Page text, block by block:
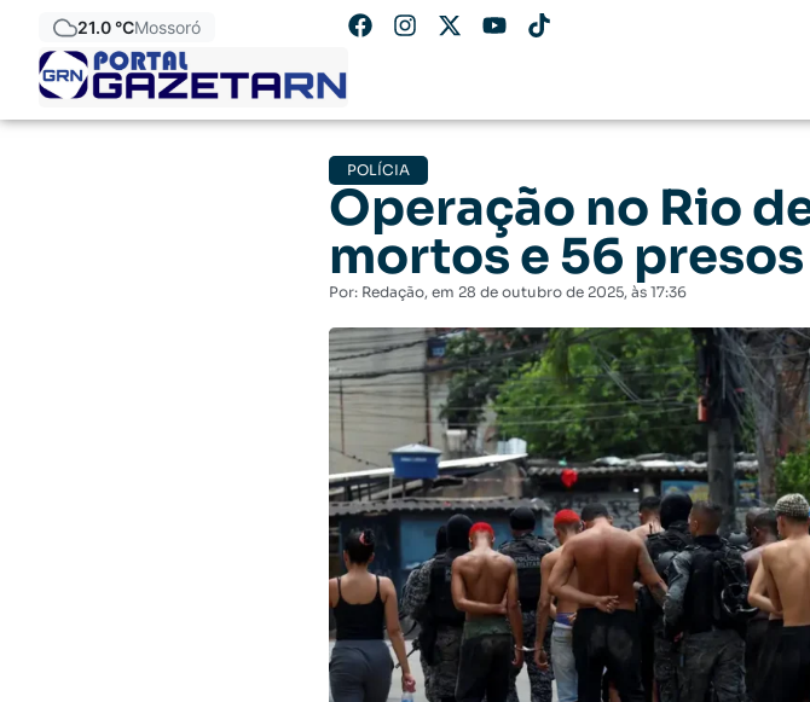
21.0 °CMossoró
POLÍCIA
Operação no Rio
mortos e 56 presos
Por: Redação, em 28 de outubro de 2025, às 17:36